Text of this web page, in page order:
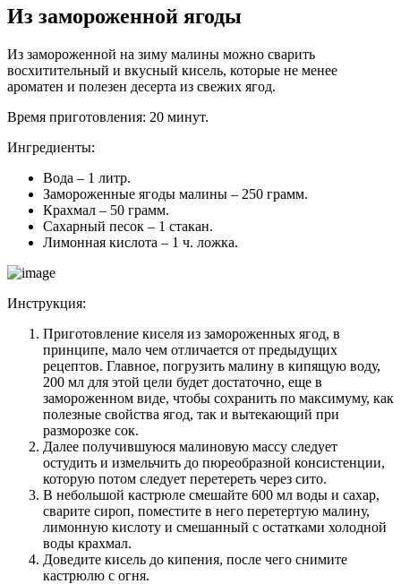
Из замороженной ягоды
Из замороженной на зиму малины можно сварить
восхитительный и вкусный кисель, которые не менее
ароматен и полезен десерта из свежих ягод.
Время приготовления: 20 минут.
Ингредиенты:
Вода – 1 литр.
Замороженные ягоды малины – 250 грамм.
Крахмал – 50 грамм.
Сахарный песок – 1 стакан.
Лимонная кислота – 1 ч. ложка.
Инструкция:
Приготовление киселя из замороженных ягод, в
принципе, мало чем отличается от предыдущих
рецептов. Главное, погрузить малину в кипящую воду,
200 мл для этой цели будет достаточно, еще в
замороженном виде, чтобы сохранить по максимуму, как
полезные свойства ягод, так и вытекающий при
разморозке сок.
Далее получившуюся малиновую массу следует
остудить и измельчить до пюреобразной консистенции,
которую потом следует перетереть через сито.
В небольшой кастрюле смешайте 600 мл воды и сахар,
сварите сироп, поместите в него перетертую малину,
лимонную кислоту и смешанный с остатками холодной
воды крахмал.
Доведите кисель до кипения, после чего снимите
кастрюлю с огня.